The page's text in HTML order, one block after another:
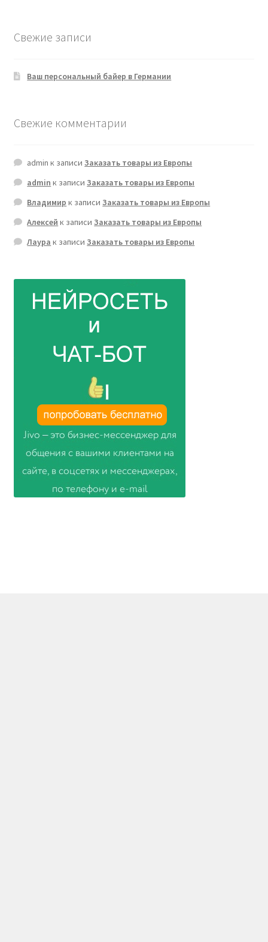
Свежие записи
Ваш персональный байер в Германии
Свежие комментарии
admin к записиЗаказать товары из Европы
admin к записиЗаказать товары из Европы
Владимир к записиЗаказать товары из Европы
Алексей к записиЗаказать товары из Европы
Лаура к записиЗаказать товары из Европы